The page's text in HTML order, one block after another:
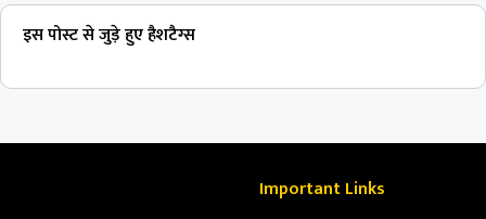
इस पोस्ट से जुड़े हुए हैशटैग्स
Important Links